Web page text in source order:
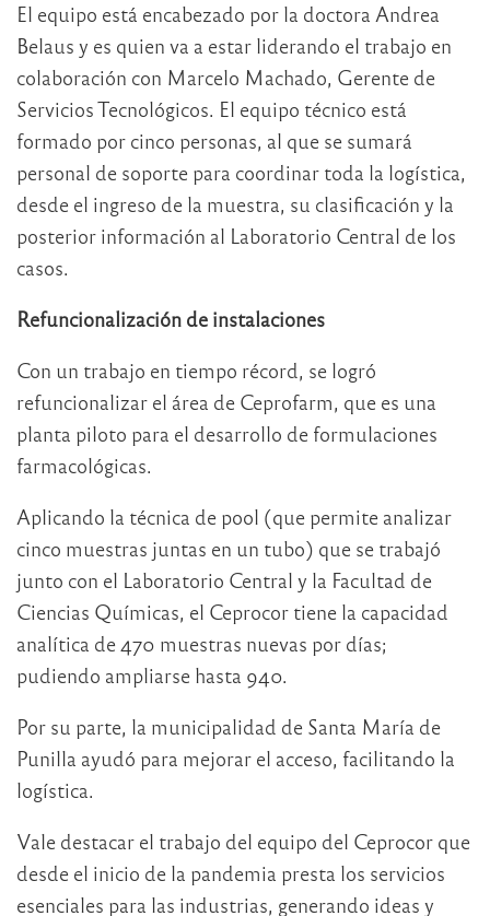
El equipo está encabezado por la doctora Andrea
Belaus y es quien va a estar liderando el trabajo en
colaboración con Marcelo Machado, Gerente de
Servicios Tecnológicos. El equipo técnico está
formado por cinco personas, al que se sumará
personal de soporte para coordinar toda la logística,
desde el ingreso de la muestra, su clasificación y la
posterior información al Laboratorio Central de los
casos.
Refuncionalización de instalaciones
Con un trabajo en tiempo récord, se logró
refuncionalizar el área de Ceprofarm, que es una
planta piloto para el desarrollo de formulaciones
farmacológicas.
Aplicando la técnica de pool (que permite analizar
cinco muestras juntas en un tubo) que se trabajó
junto con el Laboratorio Central y la Facultad de
Ciencias Químicas, el Ceprocor tiene la capacidad
analítica de 470 muestras nuevas por días;
pudiendo ampliarse hasta 940.
Por su parte, la municipalidad de Santa María de
Punilla ayudó para mejorar el acceso, facilitando la
logística.
Vale destacar el trabajo del equipo del Ceprocor que
desde el inicio de la pandemia presta los servicios
esenciales para las industrias, generando ideas y